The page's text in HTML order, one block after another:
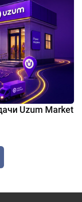
Uzum Market